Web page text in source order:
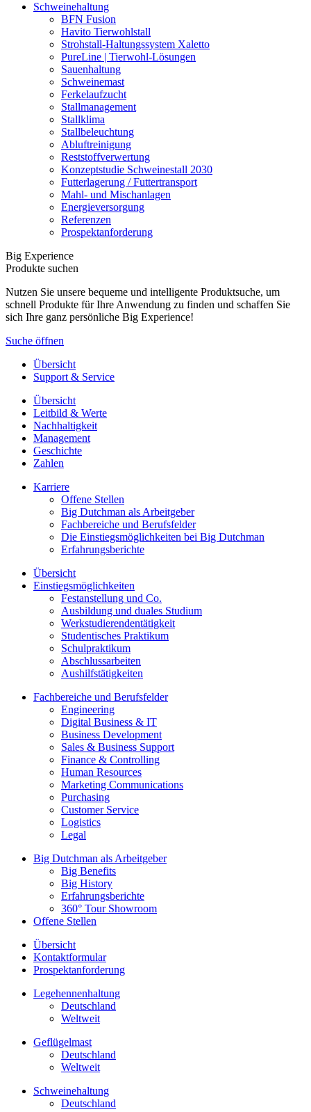
Schweinehaltung
BFN Fusion
Havito Tierwohlstall
Strohstall-Haltungssystem Xaletto
PureLine | Tierwohl-Lösungen
Sauenhaltung
Schweinemast
Ferkelaufzucht
Stallmanagement
Stallklima
Stallbeleuchtung
Abluftreinigung
Reststoffverwertung
Konzeptstudie Schweinestall 2030
Futterlagerung / Futtertransport
Mahl- und Mischanlagen
Energieversorgung
Referenzen
Prospektanforderung
Big Experience
Produkte suchen
Nutzen Sie unsere bequeme und intelligente Produktsuche, um
schnell Produkte für Ihre Anwendung zu finden und schaffen Sie
sich Ihre ganz persönliche Big Experience!
Suche öffnen
Übersicht
Support & Service
Übersicht
Leitbild & Werte
Nachhaltigkeit
Management
Geschichte
Zahlen
Karriere
Offene Stellen
Big Dutchman als Arbeitgeber
Fachbereiche und Berufsfelder
Die Einstiegsmöglichkeiten bei Big Dutchman
Erfahrungsberichte
Übersicht
Einstiegsmöglichkeiten
Festanstellung und Co.
Ausbildung und duales Studium
Werkstudierendentätigkeit
Studentisches Praktikum
Schulpraktikum
Abschlussarbeiten
Aushilfstätigkeiten
Fachbereiche und Berufsfelder
Engineering
Digital Business & IT
Business Development
Sales & Business Support
Finance & Controlling
Human Resources
Marketing Communications
Purchasing
Customer Service
Logistics
Legal
Big Dutchman als Arbeitgeber
Big Benefits
Big History
Erfahrungsberichte
360° Tour Showroom
Offene Stellen
Übersicht
Kontaktformular
Prospektanforderung
Legehennenhaltung
Deutschland
Weltweit
Geflügelmast
Deutschland
Weltweit
Schweinehaltung
Deutschland